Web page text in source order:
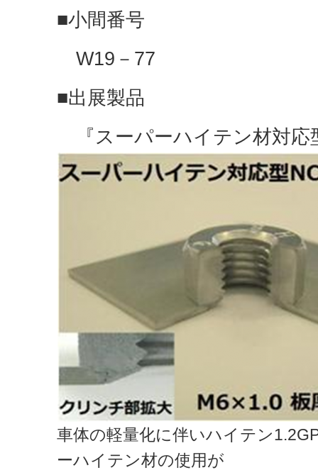
■小間番号
W19－77
■出展製品
『スーパーハイテン材対応
車体の軽量化に伴いハイテン
ーハイテン材の使用が